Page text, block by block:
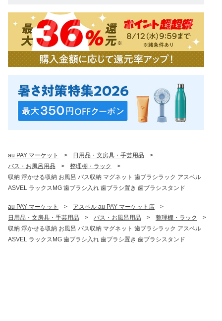
au PAY マーケット > 日用品・文房具・手芸用品
>
バス・お風呂用品
> 整理棚・ラック
>
収納 浮かせる収納 お風呂 バス収納 マグネット 歯ブラシラック アスベル
ASVEL ラックスMG 歯ブラシ入れ 歯ブラシ置き 歯ブラシスタンド
au PAY マーケット > アスベル au PAY マーケット店
>
日用品・文房具・手芸用品
> バス・お風呂用品 > 整理棚・ラック
>
収納 浮かせる収納 お風呂 バス収納 マグネット 歯ブラシラック アスベル
ASVEL ラックスMG 歯ブラシ入れ 歯ブラシ置き 歯ブラシスタンド